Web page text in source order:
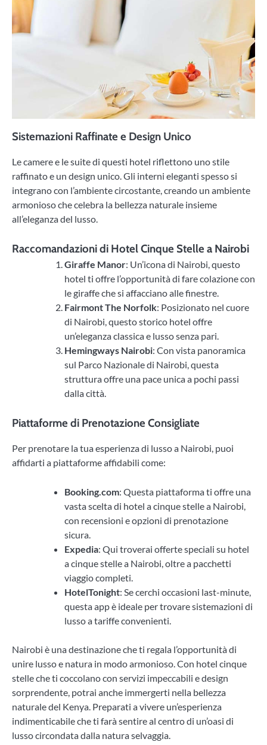
Sistemazioni Raffinate e Design Unico
Le camere e le suite di questi hotel riflettono uno stile
raffinato e un design unico. Gli interni eleganti spesso si
integrano con l’ambiente circostante, creando un ambiente
armonioso che celebra la bellezza naturale insieme
all’eleganza del lusso.
Raccomandazioni di Hotel Cinque Stelle a Nairobi
Giraffe Manor: Un’icona di Nairobi, questo
hotel ti offre l’opportunità di fare colazione con
le giraffe che si affacciano alle finestre.
Fairmont The Norfolk: Posizionato nel cuore
di Nairobi, questo storico hotel offre
un’eleganza classica e lusso senza pari.
Hemingways Nairobi: Con vista panoramica
sul Parco Nazionale di Nairobi, questa
struttura offre una pace unica a pochi passi
dalla città.
Piattaforme di Prenotazione Consigliate
Per prenotare la tua esperienza di lusso a Nairobi, puoi
affidarti a piattaforme affidabili come:
Booking.com: Questa piattaforma ti offre una
vasta scelta di hotel a cinque stelle a Nairobi,
con recensioni e opzioni di prenotazione
sicura.
Expedia: Qui troverai offerte speciali su hotel
a cinque stelle a Nairobi, oltre a pacchetti
viaggio completi.
HotelTonight: Se cerchi occasioni last-minute,
questa app è ideale per trovare sistemazioni di
lusso a tariffe convenienti.
Nairobi è una destinazione che ti regala l’opportunità di
unire lusso e natura in modo armonioso. Con hotel cinque
stelle che ti coccolano con servizi impeccabili e design
sorprendente, potrai anche immergerti nella bellezza
naturale del Kenya. Preparati a vivere un’esperienza
indimenticabile che ti farà sentire al centro di un’oasi di
lusso circondata dalla natura selvaggia.